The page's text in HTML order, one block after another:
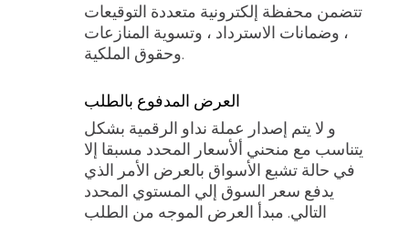
تتضمن محفظة إلكترونية متعددة التوقيعات
، وضمانات الاسترداد ، وتسوية المنازعات
وحقوق الملكية.
العرض المدفوع بالطلب
و لا يتم إصدار عملة نداو الرقمية بشكل
يتناسب مع منحني ألأسعار المحدد مسبقا إلا
في حالة تشبع الأسواق بالعرض الأمر الذي
يدفع سعر السوق إلي المستوي المحدد
التالي. مبدأ العرض الموجه من الطلب